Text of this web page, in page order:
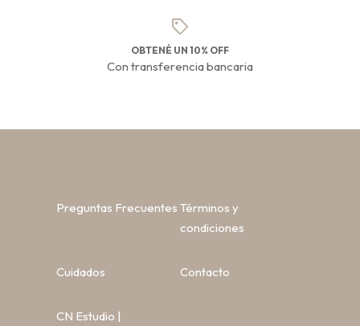
OBTENÉ UN 10% OFF
Con transferencia bancaria
Preguntas Frecuentes Términos y
condiciones
Cuidados Contacto
CN Estudio |